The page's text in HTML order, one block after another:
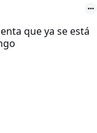
que ya se está